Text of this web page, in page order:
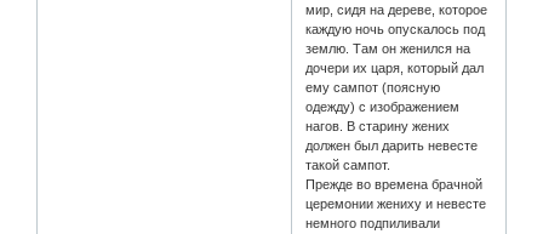
мир, сидя на дереве, которое
каждую ночь опускалось под
землю. Там он женился на
дочери их царя, который дал
ему сампот (поясную
одежду) с изображением
нагов. В старину жених
должен был дарить невесте
такой сампот.
Прежде во времена брачной
церемонии жениху и невесте
немного подпиливали